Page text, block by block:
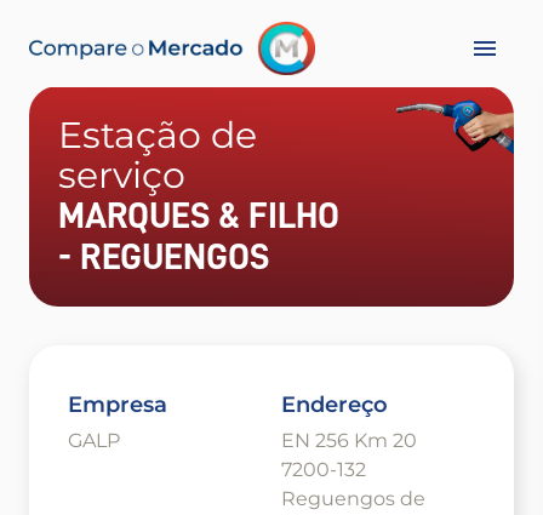
Estação de
serviço
MARQUES & FILHO
- REGUENGOS
Empresa
GALP
Endereço
EN 256 Km 20
7200-132
Reguengos de